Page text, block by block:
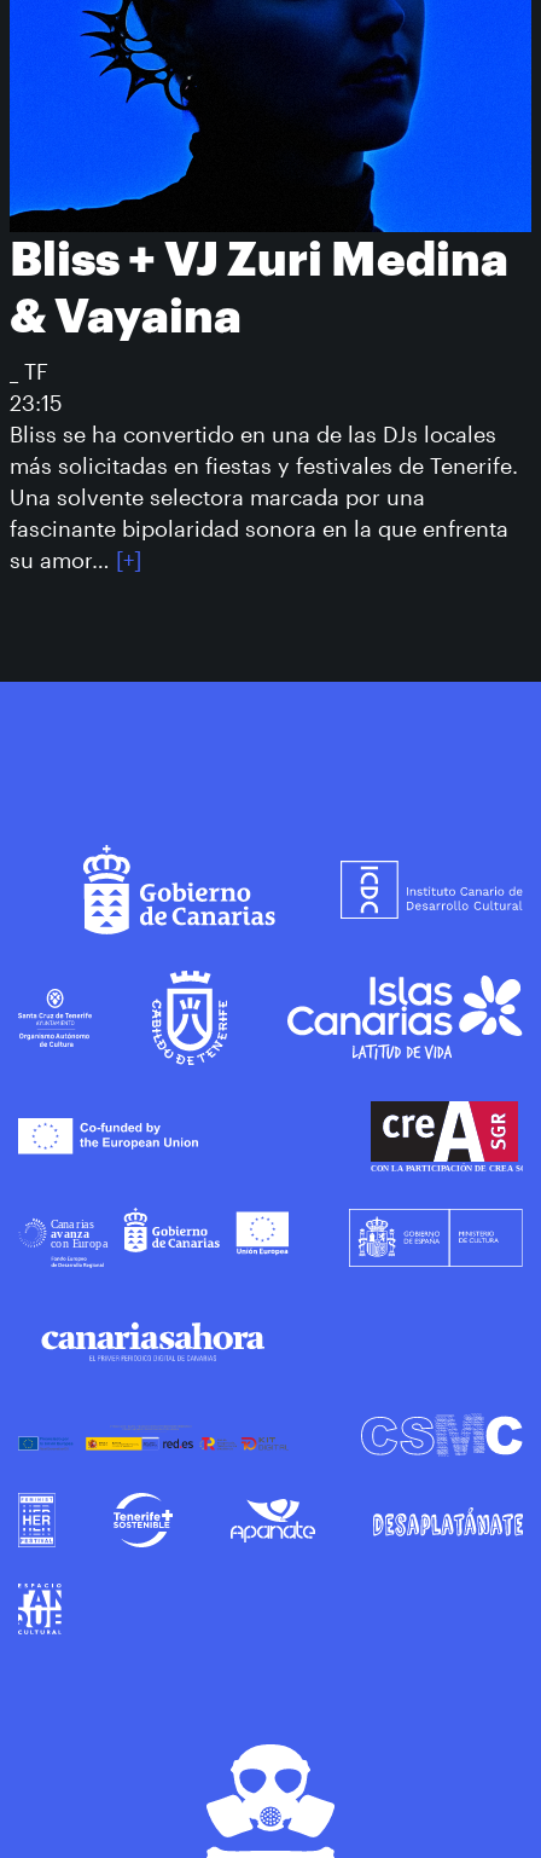
Bliss + VJ Zuri Medina
& Vayaina
_ TF
23:15
Bliss se ha convertido en una de las DJs locales
más solicitadas en fiestas y festivales de Tenerife.
Una solvente selectora marcada por una
fascinante bipolaridad sonora en la que enfrenta
su amor… [+]